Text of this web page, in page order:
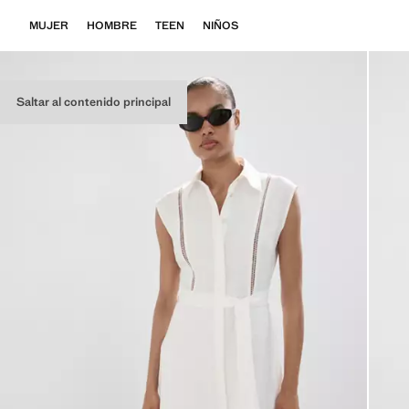
Saltar al contenido principal
MUJER HOMBRE TEEN NIÑOS